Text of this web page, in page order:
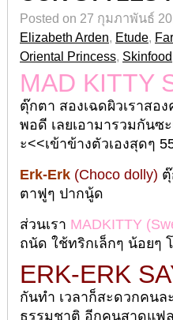
Posted on 27 กุมภาพันธ์
Elizabeth Arden, Etude,
Oriental Princess, Skinfood
MAD KITTY
ตุ๊กตา สองเฉดผิวเราส
พอดี เลยเอามารวมกันซ
ะ<<เข้าข้างตัวเองสุดๆ
Erk-Erk (Choco dolly)
ตาฟูๆ ปากนู้ด
ส่วนเรา MADKITTY
ถนัด ใช้ทริกเล็กๆ น้อยๆ
ERK-ERK
กันทำ เวลาก็สะดวกคน
ธรรมชาติ อีกคนสาดแฟ